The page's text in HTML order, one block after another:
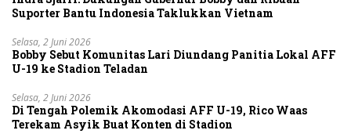
Suporter Bantu Indonesia Taklukkan Vietnam
Selasa, 2 Juni 2026
Bobby Sebut Komunitas Lari Diundang Panitia Lokal AFF
U-19 ke Stadion Teladan
Selasa, 2 Juni 2026
Di Tengah Polemik Akomodasi AFF U-19, Rico Waas
Terekam Asyik Buat Konten di Stadion